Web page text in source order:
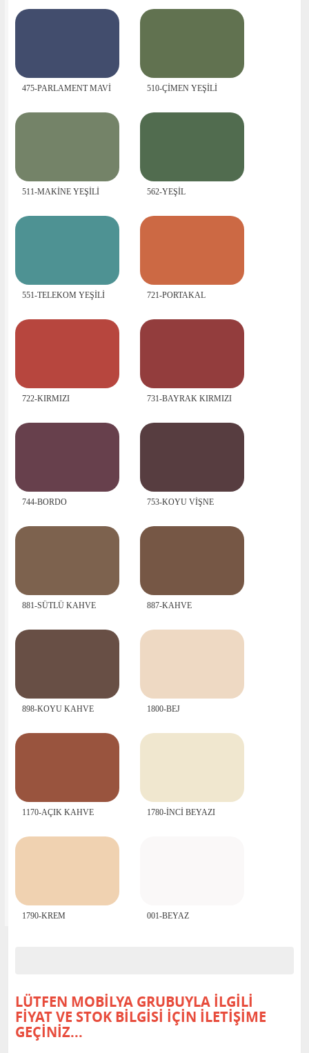
475-PARLAMENT MAVİ 510-ÇİMEN YEŞİLİ
511-MAKİNE YEŞİLİ 562-YEŞİL
551-TELEKOM YEŞİLİ 721-PORTAKAL
722-KIRMIZI 731-BAYRAK KIRMIZI
744-BORDO 753-KOYU VİŞNE
881-SÜTLÜ KAHVE 887-KAHVE
898-KOYU KAHVE 1800-BEJ
1170-AÇIK KAHVE 1780-İNCİ BEYAZI
1790-KREM 001-BEYAZ
LÜTFEN MOBİLYA GRUBUYLA İLGİLİ
FİYAT VE STOK BİLGİSİ İÇİN İLETİŞİME
GEÇİNİZ...